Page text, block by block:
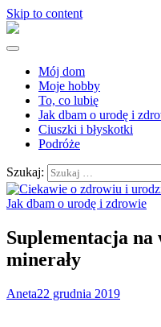
Skip to content
Mój dom
Moje hobby
To, co lubię
Jak dbam o urodę i
Ciuszki i błyskotki
Podróże
Szukaj:
Jak dbam o urodę i zdrowie
Suplementacja na
minerały
Aneta22 grudnia 2019